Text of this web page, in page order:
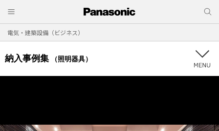
電気・建築設備（ビジネス）
納入事例集 （照明器具）